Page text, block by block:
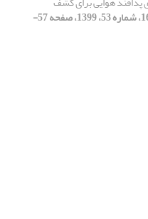
[دوره 16، شماره 53، 1399، صفحه 57-